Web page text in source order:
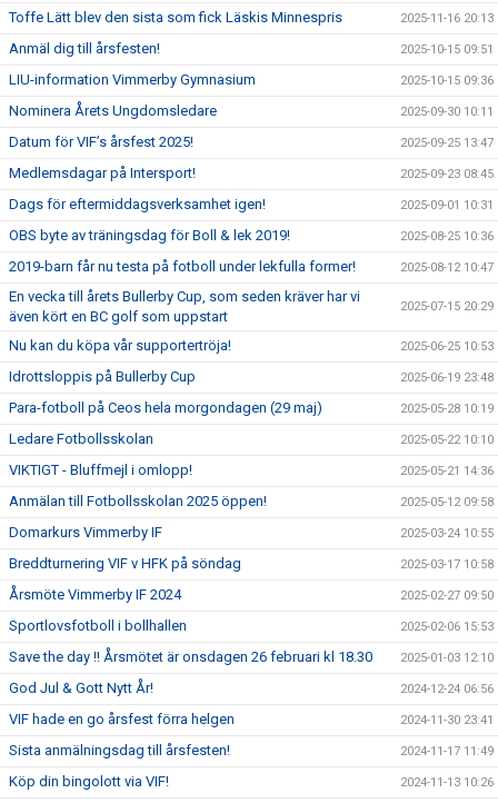
Toffe Lätt blev den sista som fick Läskis Minnespris 2025-11-16 20:13
Anmäl dig till årsfesten! 2025-10-15 09:51
LIU-information Vimmerby Gymnasium 2025-10-15 09:36
Nominera Årets Ungdomsledare 2025-09-30 10:11
Datum för VIF’s årsfest 2025! 2025-09-25 13:47
Medlemsdagar på Intersport! 2025-09-23 08:45
Dags för eftermiddagsverksamhet igen! 2025-09-01 10:31
OBS byte av träningsdag för Boll & lek 2019! 2025-08-25 10:36
2019-barn får nu testa på fotboll under lekfulla former! 2025-08-12 10:47
En vecka till årets Bullerby Cup, som seden kräver har vi
även kört en BC golf som uppstart
2025-07-15 20:29
Nu kan du köpa vår supportertröja! 2025-06-25 10:53
Idrottsloppis på Bullerby Cup 2025-06-19 23:48
Para-fotboll på Ceos hela morgondagen (29 maj) 2025-05-28 10:19
Ledare Fotbollsskolan 2025-05-22 10:10
VIKTIGT - Bluffmejl i omlopp! 2025-05-21 14:36
Anmälan till Fotbollsskolan 2025 öppen! 2025-05-12 09:58
Domarkurs Vimmerby IF 2025-03-24 10:55
Breddturnering VIF v HFK på söndag 2025-03-17 10:58
Årsmöte Vimmerby IF 2024 2025-02-27 09:50
Sportlovsfotboll i bollhallen 2025-02-06 15:53
Save the day !! Årsmötet är onsdagen 26 februari kl 18.30 2025-01-03 12:10
God Jul & Gott Nytt År! 2024-12-24 06:56
VIF hade en go årsfest förra helgen 2024-11-30 23:41
Sista anmälningsdag till årsfesten! 2024-11-17 11:49
Köp din bingolott via VIF! 2024-11-13 10:26